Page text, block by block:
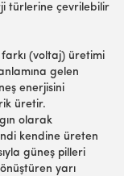
türlerine çevrilebilir
farkı (voltaj) üretimi
gelen
enerjisini
üretir.
olarak
kendine üreten
güneş pilleri
yarı